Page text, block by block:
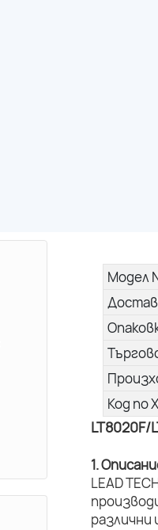
Модел
Код по
1.
LEAD
различни